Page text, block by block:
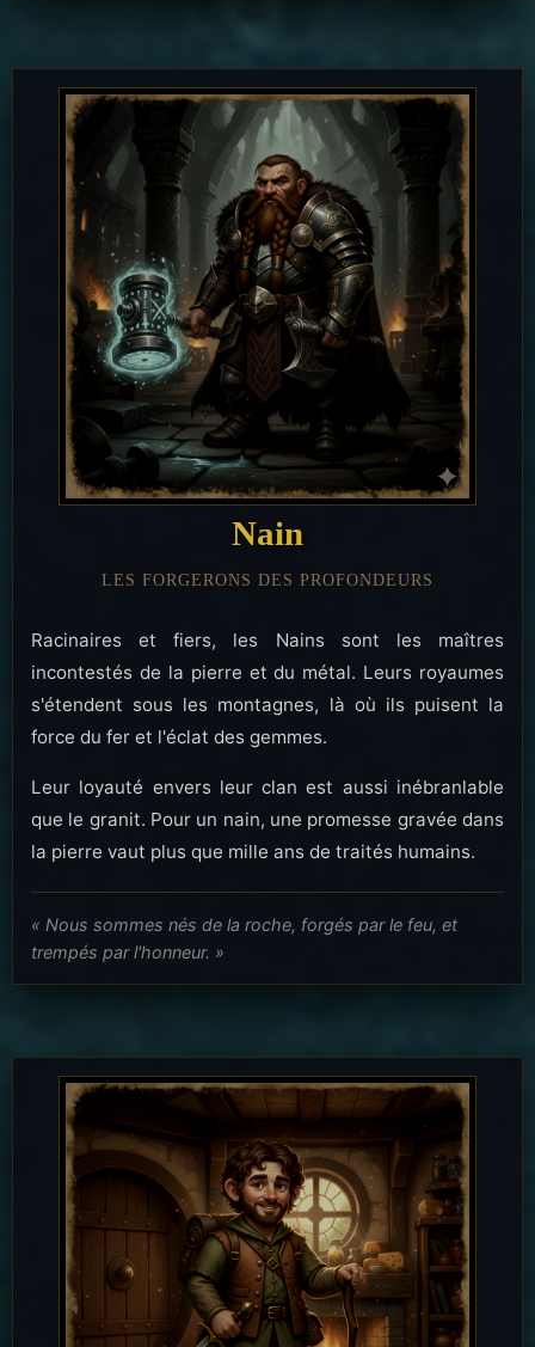
Nain
LES FORGERONS DES PROFONDEURS
Racinaires et fiers, les Nains sont les maîtres
incontestés de la pierre et du métal. Leurs royaumes
s'étendent sous les montagnes, là où ils puisent la
force du fer et l'éclat des gemmes.
Leur loyauté envers leur clan est aussi inébranlable
que le granit. Pour un nain, une promesse gravée dans
la pierre vaut plus que mille ans de traités humains.
« Nous sommes nés de la roche, forgés par le feu, et
trempés par l'honneur. »